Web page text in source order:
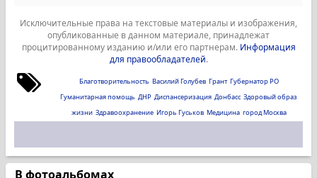
Исключительные права на текстовые материалы и изображения,
опубликованные в данном материале, принадлежат
процитированному изданию и/или его партнерам. Информация
для правообладателей.
Благотворительность Василий Голубев Грант Губернатор РО
Гуманитарная помощь ДНР Диспансеризация Донбасс Здоровый образ
жизни Здравоохранение Игорь Гуськов Медицина город Москва
В фотоальбомах